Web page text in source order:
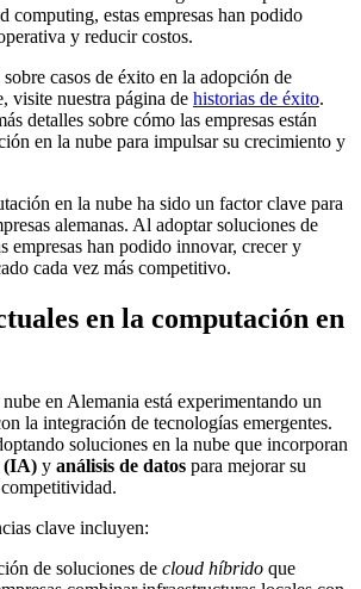
computing, estas empresas han podido
y reducir costos.
casos de éxito en la adopción de
visite nuestra página de historias de éxito.
detalles sobre cómo las empresas están
en la nube para impulsar su crecimiento y
en la nube ha sido un factor clave para
alemanas. Al adoptar soluciones de
empresas han podido innovar, crecer y
cada vez más competitivo.
en la computación en
en Alemania está experimentando un
la integración de tecnologías emergentes.
soluciones en la nube que incorporan
(IA) y análisis de datos para mejorar su
clave incluyen:
de soluciones de cloud híbrido que